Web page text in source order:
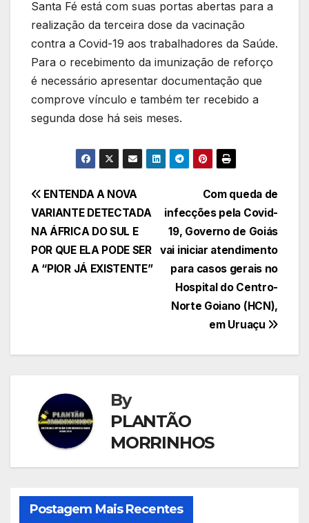
Santa Fé está com suas portas abertas para a
realização da terceira dose da vacinação
contra a Covid-19 aos trabalhadores da Saúde.
Para o recebimento da imunização de reforço
é necessário apresentar documentação que
comprove vínculo e também ter recebido a
segunda dose há seis meses.
Navegação
de
Post
Com queda de
infecções pela Covid-
19, Governo de Goiás
vai iniciar atendimento
para casos gerais no
Hospital do Centro-
Norte Goiano (HCN),
em Uruaçu
ENTENDA A NOVA
VARIANTE DETECTADA
NA ÁFRICA DO SUL E
POR QUE ELA PODE SER
A “PIOR JÁ EXISTENTE”
By
PLANTÃO
MORRINHOS
Postagem Mais Recentes